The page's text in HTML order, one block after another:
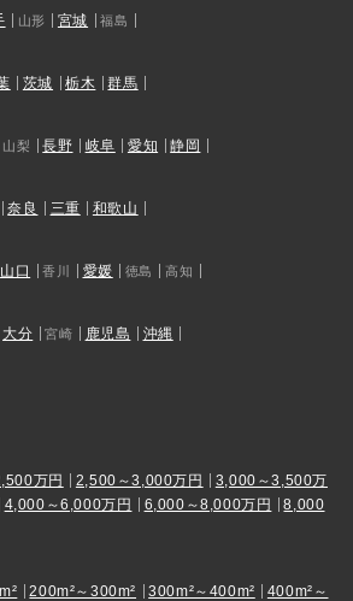
山形 宮城 福島
茨城 栃木
群馬
山梨 長野 岐阜 愛知
静岡
奈良 三重
和歌山
山口 香川 愛媛 徳島 高知
大分 宮崎 鹿児島 沖縄
万円 2,500～3,000万円
3,000～3,500万
4,000～6,000万円 6,000～8,000万円
8,000
200m²～300m² 300m²～400m²
400m²～